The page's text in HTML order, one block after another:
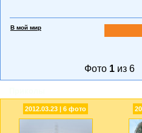
В мой мир
Фото 1 из 6
2012.03.23 | 6 фото